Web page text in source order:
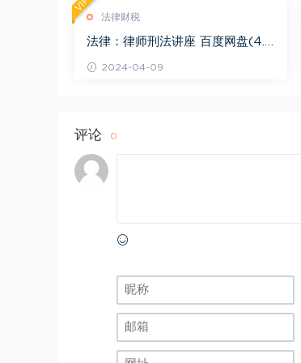
法律财税
法律：律师刑法讲座 百度网盘(4.0
2024-04-09
VIP
评论 0